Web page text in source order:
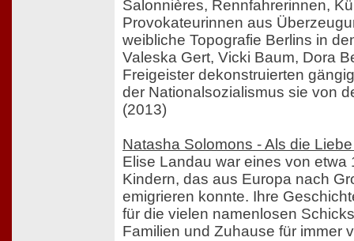
Salonnières, Rennfahrerinnen,
Provokateurinnen aus
weibliche Topografie Berlins in
Valeska Gert, Vicki Baum, Dora
Freigeister dekonstruierten
der Nationalsozialismus sie von
(2013)
Natasha Solomons - Als die
Elise Landau war eines von etwa
Kindern, das aus Europa nach
emigrieren konnte. Ihre
für die vielen namenlosen
Familien und Zuhause für immer